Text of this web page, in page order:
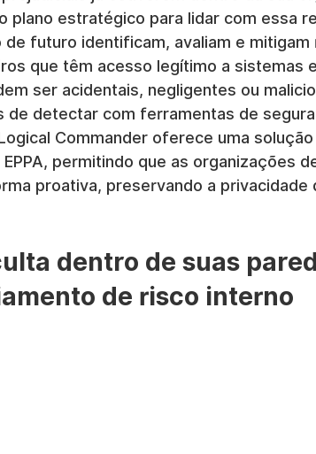
plano estratégico para lidar com essa
futuro identificam, avaliam e
que têm acesso legítimo a sistemas
ser acidentais, negligentes ou
de detectar com ferramentas de
Commander oferece uma
permitindo que as organizações
proativa, preservando a privacidade
dentro de suas
de risco interno